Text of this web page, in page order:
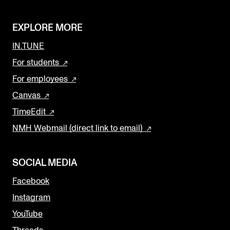
EXPLORE MORE
IN.TUNE
For students
For employees
Canvas
TimeEdit
NMH Webmail (direct link to email)
SOCIAL MEDIA
Facebook
Instagram
YouTube